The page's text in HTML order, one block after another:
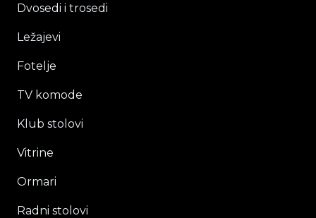
Dvosedi i trosedi
Ležajevi
Fotelje
TV komode
Klub stolovi
Vitrine
Ormari
Radni stolovi